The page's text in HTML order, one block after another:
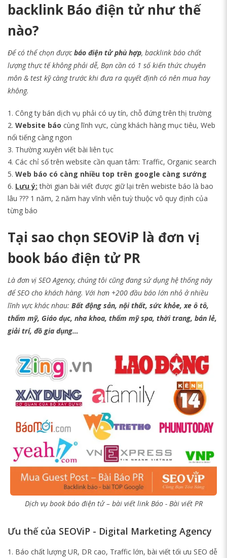
backlink Báo điện tử như thế
nào?
Để có thể chọn đượcbáo điện tử phù hợp, backlink báo chất
lượng thực tế không phải dễ, Bạn cần có 1 số kiến thức chuyên
môn & test kỹ càng trước khi đưa ra quyết định có nên mua hay
không.
Công ty bán dịch vụ phải có uy tín, chỗ đứng trên thị trường
Website báo cùng lĩnh vực, cùng khách hàng mục tiêu, Web
nổi tiếng càng ngon
Thường xuyên viết bài liên tục
Các chỉ số trên website cần quan tâm: Traffic, Organic search
Web báo có càng nhiều top trên google càng sướng
Lưu ý: thời gian bài viết được giữ lại trên webiste báo là bao
lâu ??? 1 năm, 2 năm hay vĩnh viễn tuỳ thuộc vô quy định của
từng báo
Tại sao chọn SEOViP là đơn vị
book báo điện tử PR
Là đơn vị SEO Agency, chúng tôi cũng đang sử dụng hệ thống này
để SEO cho khách hàng. Với hơn +200 đầu báo lớn nhỏ ở nhiều
lĩnh vực khác nhau: Bất động sản, nội thất, sức khỏe, xe ô tô,
thẩm mỹ, Giáo dục, nha khoa, thẩm mỹ spa, thời trang, bán lẻ,
giải trí, đồ gia dụng…
Dịch vụ book báo điện tử – bài viết link Báo - Bài viết PR
Ưu thế của SEOViP - Digital Marketing Agency
Báo chất lượng UR, DR cao, Traffic lớn, bài viết tối ưu SEO dễ